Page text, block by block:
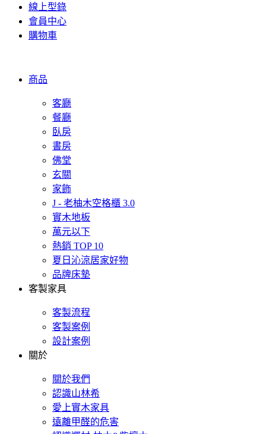
線上型錄
會員中心
購物車
商品
客廳
餐廳
臥房
書房
佛堂
玄關
家飾
J - 老柚木空格櫃 3.0
實木地板
萬元以下
熱銷 TOP 10
夏日沁涼居家好物
品牌床墊
客製家具
客製流程
客製案例
設計案例
關於
關於我們
認識山林希
愛上實木家具
遠離甲醛的危害